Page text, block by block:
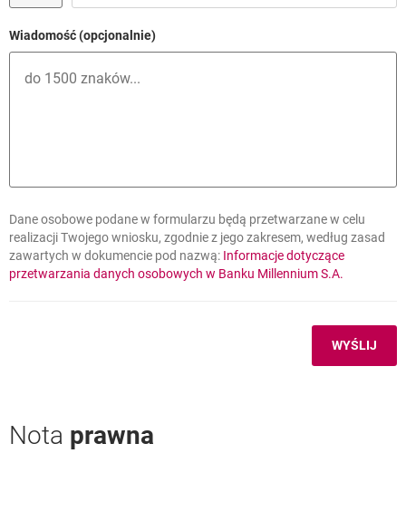
???link.opens.in.new.window???
Regulamin promocji „Zyskaj z Kontem Mój Biznes” –
obowiązuje od 1.04.2025 r. do 31.07.2025 r.
Wiadomość (opcjonalnie)
Dane osobowe podane w formularzu będą przetwarzane w celu
realizacji Twojego wniosku, zgodnie z jego zakresem, według zasad
zawartych w dokumencie pod nazwą: Informacje dotyczące
przetwarzania danych osobowych w Banku Millennium S.A.
WYŚLIJ
Nota prawna